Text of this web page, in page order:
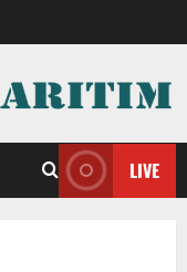
LIVE